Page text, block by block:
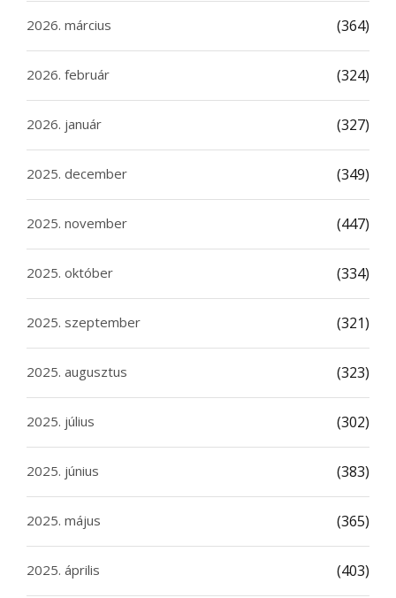
2026. március (364)
2026. február (324)
2026. január (327)
2025. december (349)
2025. november (447)
2025. október (334)
2025. szeptember (321)
2025. augusztus (323)
2025. július (302)
2025. június (383)
2025. május (365)
2025. április (403)